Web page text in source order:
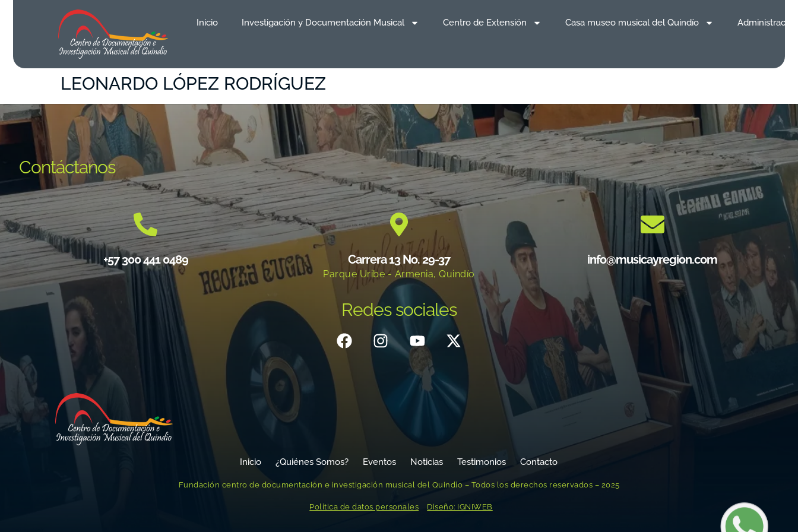
Inicio Investigación y Documentación Musical Centro de Extensión Casa museo musical del Quindío
LEONARDO LÓPEZ RODRÍGUEZ
Contáctanos
+57 300 441 0489 Carrera 13 No. 29-37
Parque Uribe - Armenia, Quindío
info@musicayregion.com
Redes sociales
Inicio ¿Quiénes Somos? Eventos Noticias Testimonios Contacto
Fundación centro de documentación e investigación musical del Quindío – Todos los derechos reservados – 2025
Política de datos personales Diseño: IGNIWEB